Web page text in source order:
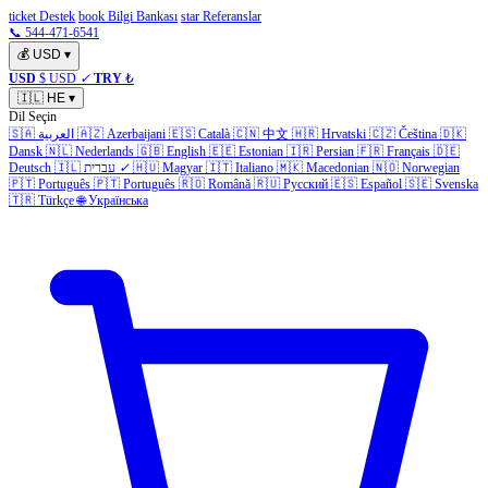
ticket Destek book Bilgi Bankası star Referanslar
📞 544-471-6541
💰 USD ▾
USD $ USD ✓ TRY ₺
🇮🇱 HE ▾
Dil Seçin
🇸🇦 العربية 🇦🇿 Azerbaijani 🇪🇸 Català 🇨🇳 中文 🇭🇷 Hrvatski 🇨🇿 Čeština 🇩🇰
Dansk 🇳🇱 Nederlands 🇬🇧 English 🇪🇪 Estonian 🇮🇷 Persian 🇫🇷 Français 🇩🇪
Deutsch 🇮🇱 עברית ✓ 🇭🇺 Magyar 🇮🇹 Italiano 🇲🇰 Macedonian 🇳🇴 Norwegian
🇵🇹 Português 🇵🇹 Português 🇷🇴 Română 🇷🇺 Русский 🇪🇸 Español 🇸🇪 Svenska
🇹🇷 Türkçe 🌐 Українська